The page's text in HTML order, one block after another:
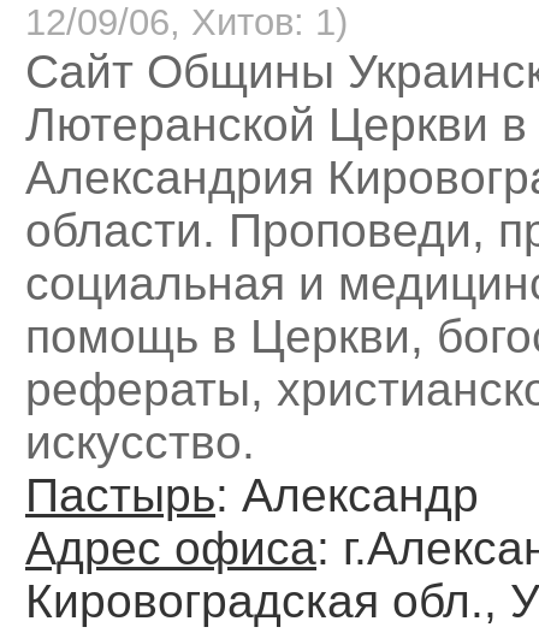
12/09/06, Хитов: 1)
Сайт Общины
Лютеранской Церкви в
Александрия
области. Проповеди,
социальная и
помощь в Церкви,
рефераты,
искусство.
Пастырь: Александр
Адрес офиса:
Кировоградская обл.,